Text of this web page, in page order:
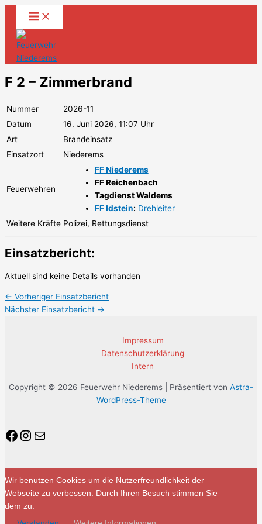
springen
F 2 – Zimmerbrand
Nummer
2026-11
Datum
16. Juni 2026, 11:07 Uhr
Art
Brandeinsatz
Einsatzort
Niederems
Feuerwehren
FF Niederems
FF Reichenbach
Tagdienst Waldems
FF Idstein: Drehleiter
Weitere Kräfte Polizei, Rettungsdienst
Einsatzbericht:
Aktuell sind keine Details vorhanden
← Vorheriger Einsatzbericht
Nächster Einsatzbericht →
Impressum
Datenschutzerklärung
Intern
Copyright © 2026 Feuerwehr Niederems | Präsentiert von Astra-
WordPress-Theme
Facebook
Instagram
E-Mail
Wir benutzen Cookies um die Nutzerfreundlichkeit der
Webseite zu verbessen. Durch Ihren Besuch stimmen Sie
dem zu.